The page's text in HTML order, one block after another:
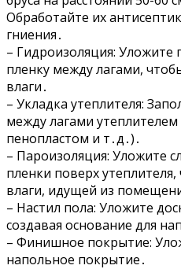
Обработайте их
гниения․
– Гидроизоляция: Уложите
пленку между лагами,
влаги․
– Укладка утеплителя:
между лагами
пенопластом и т․д․)․
– Пароизоляция: Уложите
пленки поверх
влаги, идущей из
– Настил пола: Уложите
создавая основание для
– Финишное покрытие:
напольное покрытие․